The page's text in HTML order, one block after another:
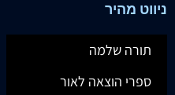
ניווט מהיר
תורה שלמה
ספרי הוצאה לאור